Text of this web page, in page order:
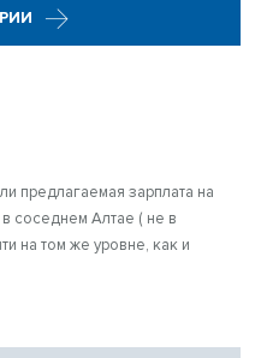
предлагаемая зарплата на
соседнем Алтае ( не в
на том же уровне, как и